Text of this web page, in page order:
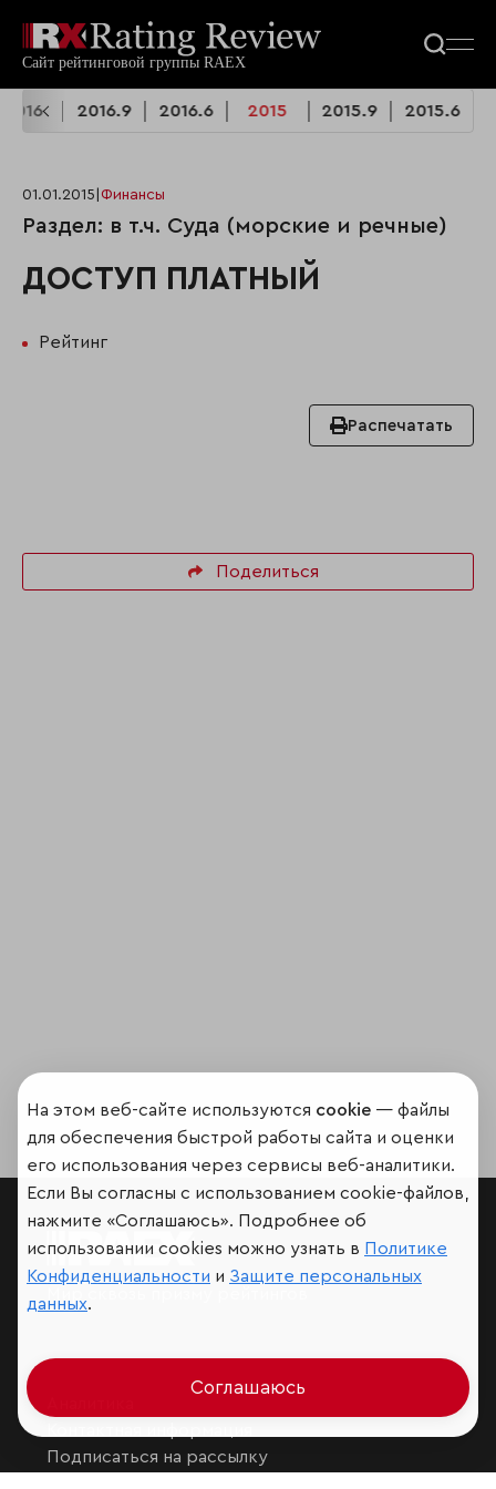
2016 2016.9 2016.6 2015 2015.9 2015.6
01.01.2015 Финансы
Раздел: в т.ч. Суда (морские и речные)
ДОСТУП ПЛАТНЫЙ
Рейтинг
Распечатать
Поделиться
Подписаться на рассылку
На этом веб-сайте используются cookie — файлы
для обеспечения быстрой работы сайта и оценки
его использования через сервисы веб-аналитики.
Если Вы согласны с использованием cookie-файлов,
нажмите «Соглашаюсь». Подробнее об
использовании cookies можно узнать в Политике
Конфиденциальности и Защите персональных
данных.
Соглашаюсь